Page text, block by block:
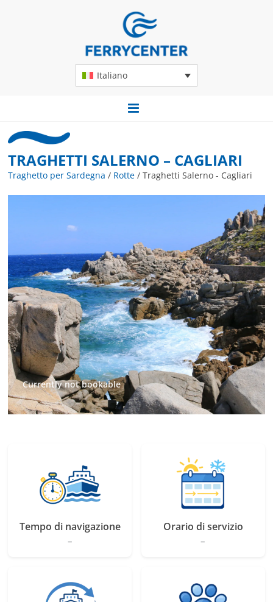
Italiano
TRAGHETTI SALERNO – CAGLIARI
Traghetto per Sardegna / Rotte /Traghetti Salerno - Cagliari
Currently not bookable
Tempo di navigazione
–
Orario di servizio
–